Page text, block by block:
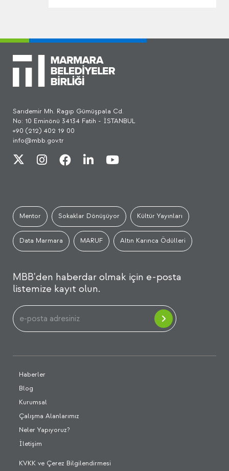
Sarıdemir Mh. Ragıp Gümüşpala Cd.
No: 10 Eminönü 34134 Fatih - İSTANBUL
+90 (212) 402 19 00
info@mbb.gov.tr
Mentor Sokaklar Dönüşüyor Kültür Yayınları
Data Marmara MARUF Altın Karınca Ödülleri
MBB'den haberdar olmak için e-posta
listemize kayıt olun.
Haberler
Blog
Kurumsal
Çalışma Alanlarımız
Neler Yapıyoruz?
İletişim
KVKK ve Çerez Bilgilendirmesi